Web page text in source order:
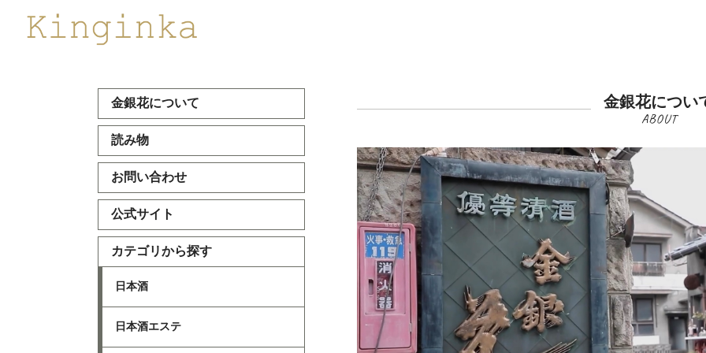
金銀花について
読み物
お問い合わせ
公式サイト
カテゴリから探す
日本酒
日本酒エステ
金銀花につい